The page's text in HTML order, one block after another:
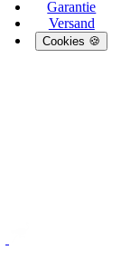
Garantie
Versand
Cookies 🍪